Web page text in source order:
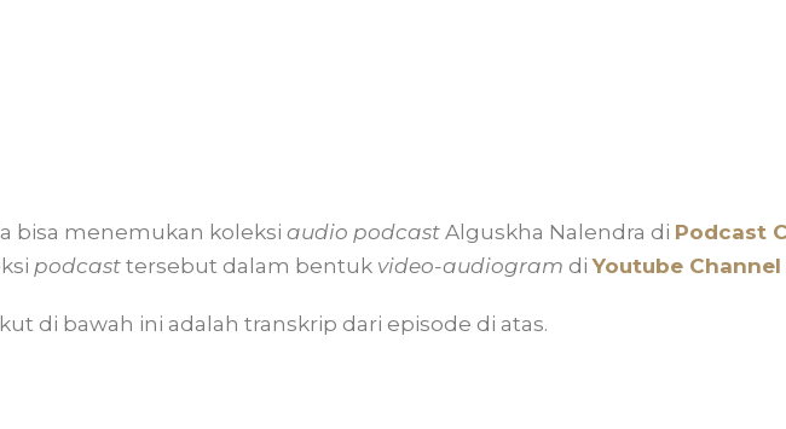
bisa menemukan koleksi audio podcast Alguskha Nalendra di Podcast
podcast tersebut dalam bentuk video-audiogram diYoutube Channel
di bawah ini adalah transkrip dari episode di atas.